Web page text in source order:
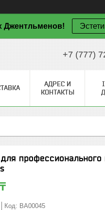
Джентльменов!
+7 (777)
АДРЕС И
КОНТАКТЫ
Код: BA00045